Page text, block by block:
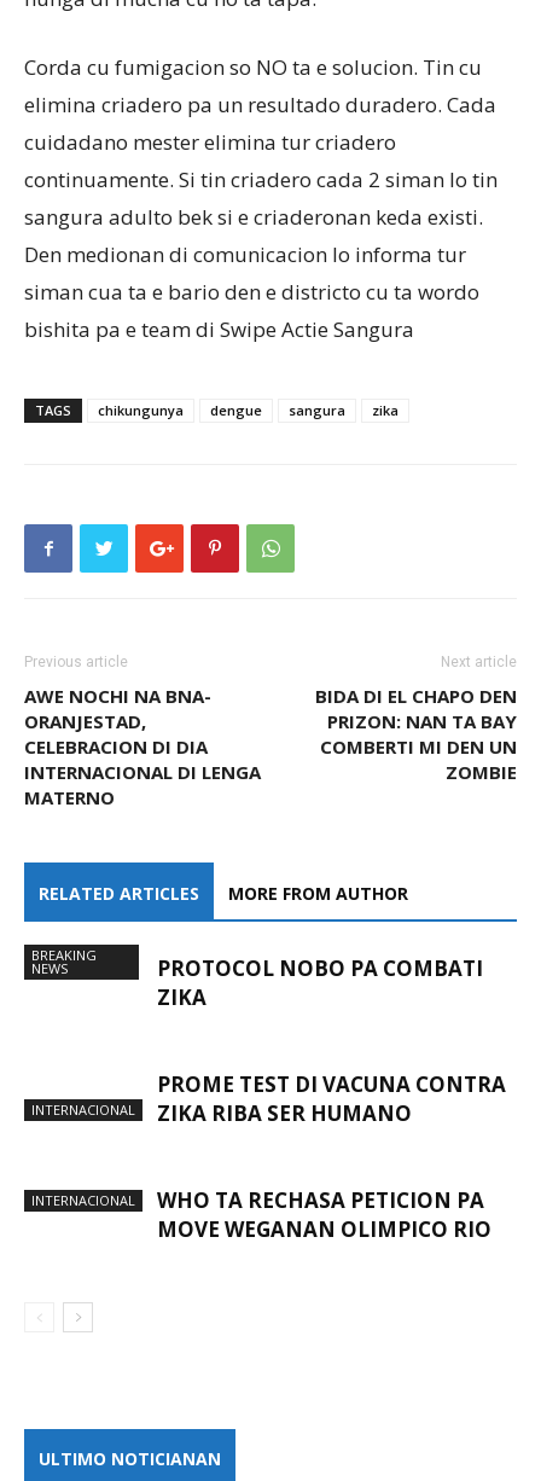
Corda cu fumigacion so NO ta e solucion. Tin cu
elimina criadero pa un resultado duradero. Cada
cuidadano mester elimina tur criadero
continuamente. Si tin criadero cada 2 siman lo tin
sangura adulto bek si e criaderonan keda existi.
Den medionan di comunicacion lo informa tur
siman cua ta e bario den e districto cu ta wordo
bishita pa e team di Swipe Actie Sangura
TAGS chikungunya dengue sangura zika
Previous article
AWE NOCHI NA BNA-
ORANJESTAD,
CELEBRACION DI DIA
INTERNACIONAL DI LENGA
MATERNO
Next article
BIDA DI EL CHAPO DEN
PRIZON: NAN TA BAY
COMBERTI MI DEN UN
ZOMBIE
RELATED ARTICLES MORE FROM AUTHOR
BREAKING
NEWS
PROTOCOL NOBO PA COMBATI
ZIKA
INTERNACIONAL
PROME TEST DI VACUNA CONTRA
ZIKA RIBA SER HUMANO
INTERNACIONAL
WHO TA RECHASA PETICION PA
MOVE WEGANAN OLIMPICO RIO
ULTIMO NOTICIANAN